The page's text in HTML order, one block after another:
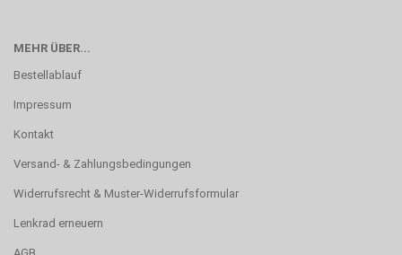
MEHR ÜBER...
Bestellablauf
Impressum
Kontakt
Versand- & Zahlungsbedingungen
Widerrufsrecht & Muster-Widerrufsformular
Lenkrad erneuern